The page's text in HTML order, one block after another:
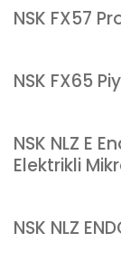
NSK FX57
NSK FX65
NSK NLZ E
Elektrikli
NSK NLZ